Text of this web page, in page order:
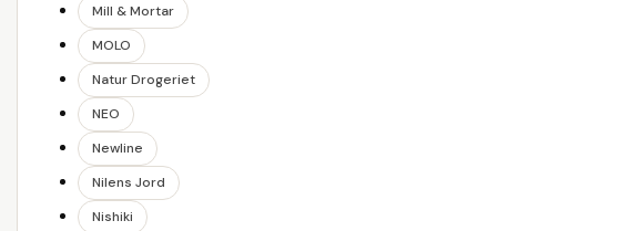
Mill & Mortar
MOLO
Natur Drogeriet
NEO
Newline
Nilens Jord
Nishiki